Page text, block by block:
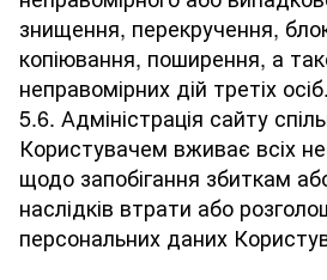
знищення, перекручення,
копіювання, поширення, а
неправомірних дій третіх осіб.
5.6. Адміністрація сайту
Користувачем вживає всіх
щодо запобігання збиткам
наслідків втрати або
персональних даних